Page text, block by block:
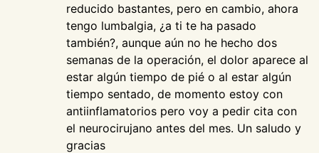
reducido bastantes, pero en cambio, ahora
tengo lumbalgia, ¿a ti te ha pasado
también?, aunque aún no he hecho dos
semanas de la operación, el dolor aparece al
estar algún tiempo de pié o al estar algún
tiempo sentado, de momento estoy con
antiinflamatorios pero voy a pedir cita con
el neurocirujano antes del mes. Un saludo y
gracias